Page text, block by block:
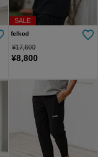
SALE
felkod
¥17,600
¥8,800